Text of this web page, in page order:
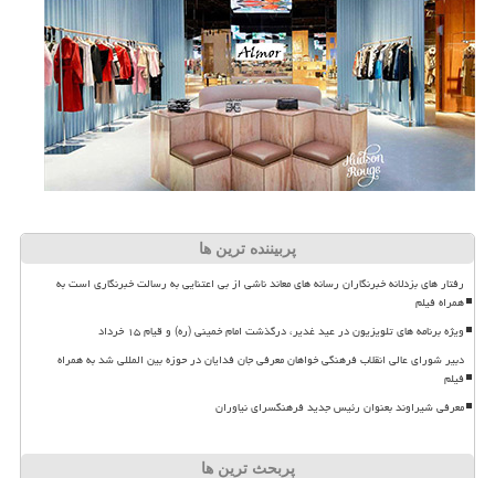
پربیننده ترین ها
رفتار های بزدلانه خبرنگاران رسانه های معاند ناشی از بی اعتنایی به رسالت خبرنگاری است به
همراه فیلم
ویژه برنامه های تلویزیون در عید غدیر، درگذشت امام خمینی (ره) و قیام ۱۵ خرداد
دبیر شورای عالی انقلاب فرهنگی خواهان معرفی جان فدایان در حوزه بین المللی شد به همراه
فیلم
معرفی شیراوند بعنوان رئیس جدید فرهنگسرای نیاوران
پربحث ترین ها